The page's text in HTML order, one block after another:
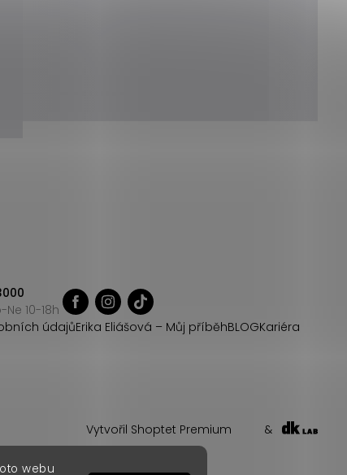
webu
10-18h
údajůErika Eliášová – Můj příběhBLOGKariéra
Vytvořil Shoptet Premium &